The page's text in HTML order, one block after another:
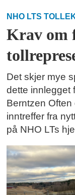
NHO LTS
Krav om
Det skjer mye
dette innlegget
Berntzen
inntreffer fra
på NHO LTs